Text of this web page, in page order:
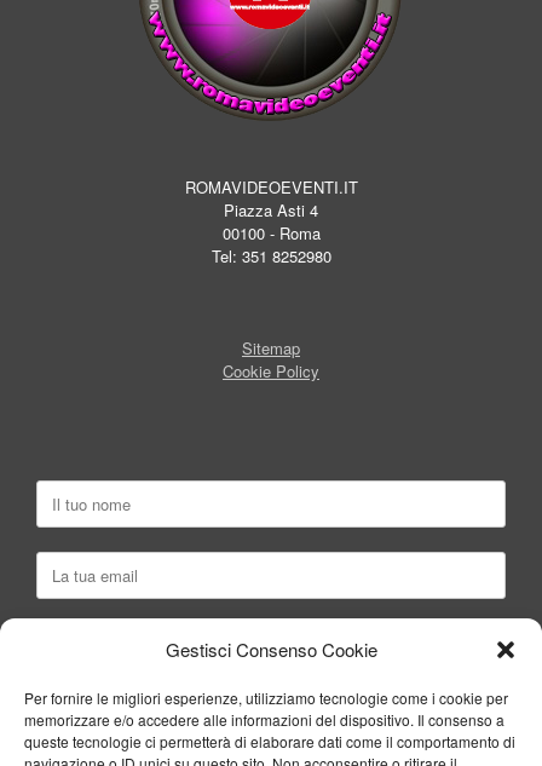
Gestisci Consenso Cookie
Per fornire le migliori esperienze, utilizziamo tecnologie come i cookie per
memorizzare e/o accedere alle informazioni del dispositivo. Il consenso a
queste tecnologie ci permetterà di elaborare dati come il comportamento di
ROMAVIDEOEVENTI.IT
Piazza Asti 4
00100 - Roma
Tel: 351 8252980
Sitemap
Cookie Policy